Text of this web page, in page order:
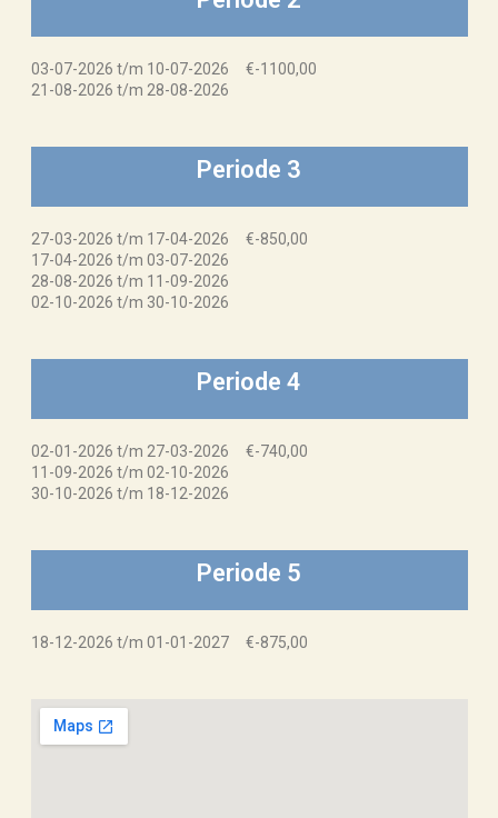
03-07-2026 t/m 10-07-2026 €-1100,00
21-08-2026 t/m 28-08-2026
Periode 3
27-03-2026 t/m 17-04-2026 €-850,00
17-04-2026 t/m 03-07-2026
28-08-2026 t/m 11-09-2026
02-10-2026 t/m 30-10-2026
Periode 4
02-01-2026 t/m 27-03-2026 €-740,00
11-09-2026 t/m 02-10-2026
30-10-2026 t/m 18-12-2026
Periode 5
18-12-2026 t/m 01-01-2027 €-875,00